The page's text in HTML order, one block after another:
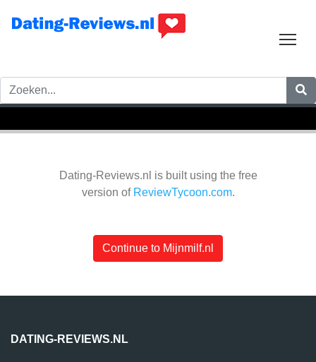
Dating-Reviews.nl is built using the free
version of ReviewTycoon.com.
Continue to Mijnmilf.nl
DATING-REVIEWS.NL